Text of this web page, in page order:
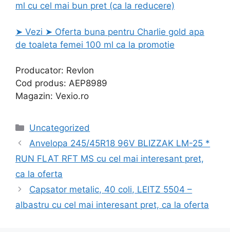
ml cu cel mai bun pret (ca la reducere)
➤ Vezi ➤ Oferta buna pentru Charlie gold apa
de toaleta femei 100 ml ca la promotie
Producator: Revlon
Cod produs: AEP8989
Magazin: Vexio.ro
Categories
Uncategorized
Anvelopa 245/45R18 96V BLIZZAK LM-25 *
RUN FLAT RFT MS cu cel mai interesant pret,
ca la oferta
Capsator metalic, 40 coli, LEITZ 5504 –
albastru cu cel mai interesant pret, ca la oferta